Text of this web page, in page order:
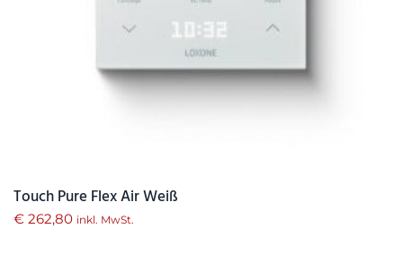
Touch Pure Flex Air Weiß
€ 262,80 inkl. MwSt.